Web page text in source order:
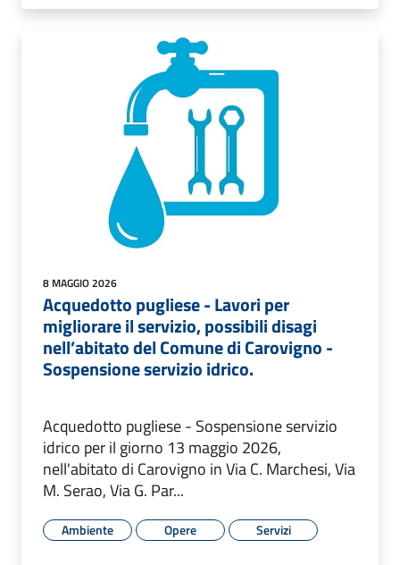
8 MAGGIO 2026
Acquedotto pugliese - Lavori per
migliorare il servizio, possibili disagi
nell’abitato del Comune di Carovigno -
Sospensione servizio idrico.
Acquedotto pugliese - Sospensione servizio
idrico per il giorno 13 maggio 2026,
nell'abitato di Carovigno in Via C. Marchesi, Via
M. Serao, Via G. Par...
Ambiente Opere Servizi